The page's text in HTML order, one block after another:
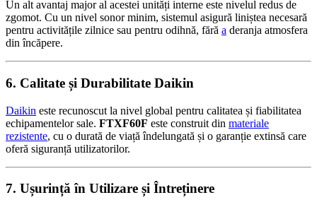
Un alt avantaj major al acestei unități interne este nivelul redus de
zgomot. Cu un nivel sonor minim, sistemul asigură liniștea necesară
pentru activitățile zilnice sau pentru odihnă, fără a deranja atmosfera
din încăpere.
6. Calitate și Durabilitate Daikin
Daikin este recunoscut la nivel global pentru calitatea și fiabilitatea
echipamentelor sale. FTXF60F este construit din materiale
rezistente, cu o durată de viață îndelungată și o garanție extinsă care
oferă siguranță utilizatorilor.
7. Ușurință în Utilizare și Întreținere